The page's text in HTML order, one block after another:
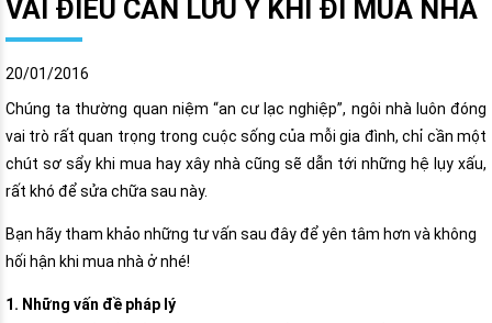
VÀI ĐIỀU CẦN LƯU Ý KHI ĐI MUA NHÀ
20/01/2016
Chúng ta thường quan niệm “an cư lạc nghiệp”, ngôi nhà luôn đóng
vai trò rất quan trọng trong cuộc sống của mỗi gia đình, chỉ cần một
chút sơ sẩy khi mua hay xây nhà cũng sẽ dẫn tới những hệ lụy xấu,
rất khó để sửa chữa sau này.
Bạn hãy tham khảo những tư vấn sau đây để yên tâm hơn và không
hối hận khi mua nhà ở nhé!
1. Những vấn đề pháp lý